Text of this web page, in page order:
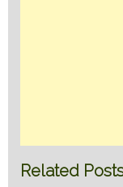
Related